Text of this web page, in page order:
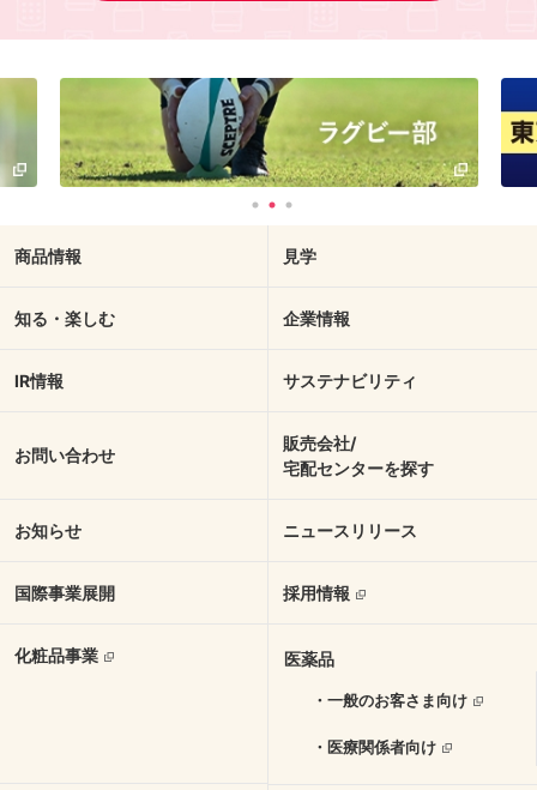
商品情報 見学
知る・楽しむ 企業情報
IR情報 サステナビリティ
お問い合わせ
販売会社/
宅配センターを探す
お知らせ ニュースリリース
国際事業展開 採用情報
化粧品事業 医薬品
・一般のお客さま向け
・医療関係者向け